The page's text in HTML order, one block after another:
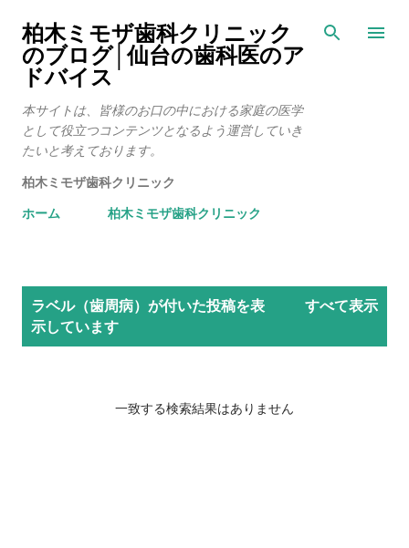
スキップしてメイン コンテンツに移動
柏木ミモザ歯科クリニック
のブログ│仙台の歯科医のア
ドバイス
本サイトは、皆様のお口の中における家庭の医学
として役立つコンテンツとなるよう運営していき
たいと考えております。
柏木ミモザ歯科クリニック
ホーム
柏木ミモザ歯科クリニック
ラベル（歯周病）が付いた投稿を表
示しています
すべて表示
一致する検索結果はありません